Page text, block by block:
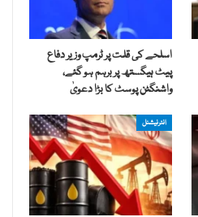
اسلحے کی قلت پر ٹرمپ وزیر دفاع
پیٹ ہیگستھ پر برہم ہو گئے،
واشنگٹن پوسٹ کا بڑا دعویٰ
انٹرنیشنل